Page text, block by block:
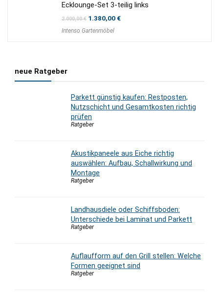
Ecklounge-Set 3-teilig links
2.000,00€ Ursprünglicher
war:
1.380,00€Aktueller
Intenso Gartenmöbel
neue Ratgeber
Parkett günstig kaufen: Restposten,
Nutzschicht und Gesamtkosten richtig
prüfen
Ratgeber
Akustikpaneele aus Eiche richtig
auswählen: Aufbau, Schallwirkung und
Montage
Ratgeber
Landhausdiele oder Schiffsboden:
Unterschiede bei Laminat und Parkett
Ratgeber
Auflaufform auf den Grill stellen: Welche
Formen geeignet sind
Ratgeber